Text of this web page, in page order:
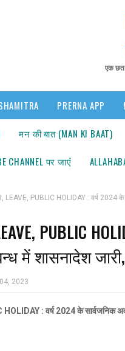
एक छत
PRERNA APP
मन की बात (MAN KI BAAT)
CHANNEL पर जाएंं
LEAVE, PUBLIC HOLIDAY : वर्ष 2024
PUBLIC
में शासनादेश
2023
: वर्ष 2024 के सार्वजनिक
सूचना: अधिक संबंधित समाचारों के